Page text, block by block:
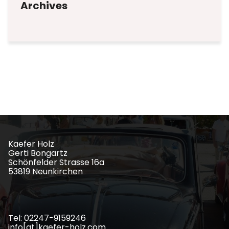
Archives
Kaefer Holz
Gerti Bongartz
Schönfelder Strasse 16a
53819 Neunkirchen
Tel: 02247-9159246